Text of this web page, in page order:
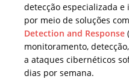
detecção especializada
por meio de soluções
Detection and Response
monitoramento,
a ataques cibernéticos
dias por semana.